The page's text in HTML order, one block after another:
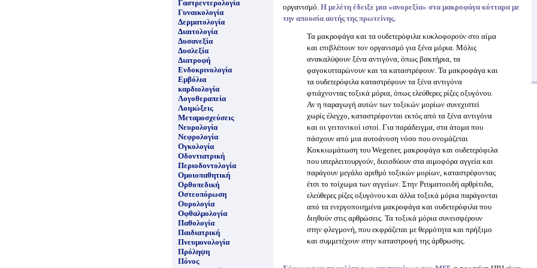
Γαστρεντερολογία
Γυναικολογία
Δερματολογία
Διαιτολογία
Δυσανεξία
Δυσλεξία
Διατροφή
Ενδοκρινολογία
Εμβόλια
καρδιολογία
Λογοθεραπεία
Λοιμώξεις
Μεταμοσχεύσεις
Νευρολογία
Νεφρολογία
Ογκολογία
Οδοντιατρική
Περιοδοντολογία
Ομοιοπαθητική
Ορθοπεδική
Οστεοπόρωση
Ουρολογία
Οφθαλμολογία
Παθολογία
Παιδιατρική
Πνευμονολογία
Πρόληψη
Πόνος
οργανισμό. Η μελέτη έδειξε μια «ανορεξία» στα μακροφάγα κύτταρα με
την απουσία αυτής της πρωτείνης.
Τα μακροφάγα και τα ουδετερόφιλα κυκλοφορούν στο αίμα
και επιβλέπουν τον οργανισμό για ξένα μόρια. Μόλις
ανακαλύψουν ξένα αντιγόνα, όπως βακτήρια, τα
φαγοκυτταρώνουν και τα καταστρέφουν. Τα μακροφάγα και
τα ουδετερόφιλα καταστρέφουν τα ξένα αντιγόνα
φτιάχνοντας τοξικά μόρια, όπως ελεύθερες ρίζες οξυγόνου.
Αν η παραγωγή αυτών των τοξικών μορίων συνεχιστεί
χωρίς έλεγχο, καταστρέφονται εκτός από τα ξένα αντιγόνα
και οι γειτονικοί ιστοί. Για παράδειγμα, στα άτομα που
πάσχουν από μια αυτοάνοση νόσο που ονομάζεται
Κοκκιωμάτωση του Wegener, μακροφάγα και ουδετερόφιλα
που υπερλειτουργούν, διεισδύουν στα αιμοφόρα αγγεία και
παράγουν μεγάλο αριθμό τοξικών μορίων, καταστρέφοντας
έτσι το τοίχωμα των αγγείων. Στην Ρευματοειδή αρθρίτιδα,
ελεύθερες ρίζες οξυγόνου και άλλα τοξικά μόρια παράγονται
από τα ενεργοποιημένα μακροφάγα και ουδετερόφιλα που
διηθούν στις αρθρώσεις. Τα τοξικά μόρια συνεισφέρουν
στην φλεγμονή, που εκφράζεται με θερμότητα και πρήξιμο
και συμμετέχουν στην καταστροφή της άρθρωσης.